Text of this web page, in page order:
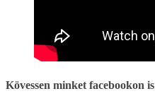
Kövessen minket facebookon is